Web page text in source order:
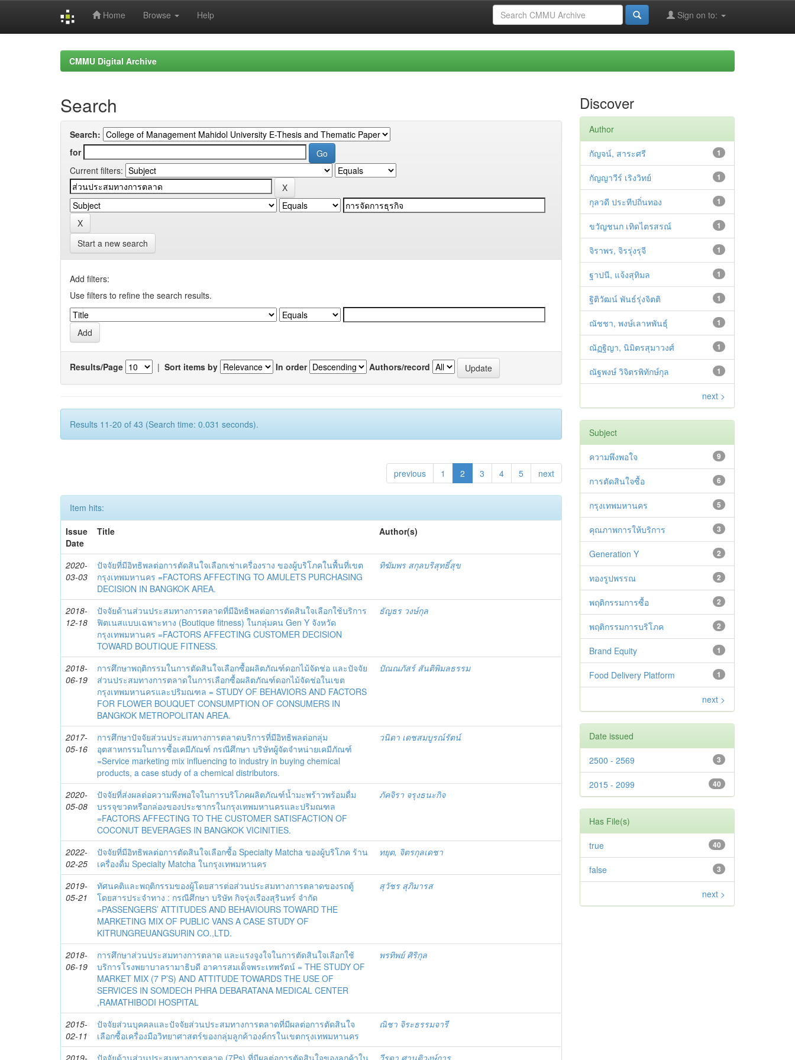
Home Browse Help Sign on to:
CMMU Digital Archive
Search
Search:
for
Current filters:
Start a new search
Add filters:
Use filters to refine the search results.
Results/Page | Sort items by In order Authors/record
Results 11-20 of 43 (Search time: 0.031 seconds).
previous 1 2 3 4 5 next
Item hits:
Issue
Date
Title Author(s)
2020-
03-03
ปัจจัยที่มีอิทธิพลต่อการตัดสินใจเลือกเช่าเครื่องราง ของผู้บริโภคในพื้นที่เขต
กรุงเทพมหานคร =FACTORS AFFECTING TO AMULETS PURCHASING
DECISION IN BANGKOK AREA.
ทิฆัมพร สกุลบริสุทธิ์สุข
2018-
12-18
ปัจจัยด้านส่วนประสมทางการตลาดที่มีอิทธิพลต่อการตัดสินใจเลือกใช้บริการ
ฟิตเนสแบบเฉพาะทาง (Boutique fitness) ในกลุ่มคน Gen Y จังหวัด
กรุงเทพมหานคร =FACTORS AFFECTING CUSTOMER DECISION
TOWARD BOUTIQUE FITNESS.
ธัญธร วงษ์กุล
2018-
06-19
การศึกษาพฤติกรรมในการตัดสินใจเลือกซื้อผลิตภัณฑ์ดอกไม้จัดช่อ และปัจจัย
ส่วนประสมทางการตลาดในการเลือกซื้อผลิตภัณฑ์ดอกไม้จัดช่อในเขต
กรุงเทพมหานครและปริมณฑล = STUDY OF BEHAVIORS AND FACTORS
FOR FLOWER BOUQUET CONSUMPTION OF CONSUMERS IN
BANGKOK METROPOLITAN AREA.
ปัณณภัสร์ สันติพิมลธรรม
2017-
05-16
การศึกษาปัจจัยส่วนประสมทางการตลาดบริการที่มีอิทธิพลต่อกลุ่ม
อุตสาหกรรมในการซื้อเคมีภัณฑ์ กรณีศึกษา บริษัทผู้จัดจำหน่ายเคมีภัณฑ์
=Service marketing mix influencing to industry in buying chemical
products, a case study of a chemical distributors.
วนิดา เดชสมบูรณ์รัตน์
2020-
05-08
ปัจจัยที่ส่งผลต่อความพึงพอใจในการบริโภคผลิตภัณฑ์น้ำมะพร้าวพร้อมดื่ม
บรรจุขวดหรือกล่องของประชากรในกรุงเทพมหานครและปริมณฑล
=FACTORS AFFECTING TO THE CUSTOMER SATISFACTION OF
COCONUT BEVERAGES IN BANGKOK VICINITIES.
ภัคจิรา จรุงธนะกิจ
2022-
02-25
ปัจจัยที่มีอิทธิพลต่อการตัดสินใจเลือกซื้อ Specialty Matcha ของผู้บริโภค ร้าน
เครื่องดื่ม Specialty Matcha ในกรุงเทพมหานคร
ทยุต, จิตรกุลเดชา
2019-
05-21
ทัศนคติและพฤติกรรมของผู้โดยสารต่อส่วนประสมทางการตลาดของรถตู้
โดยสารประจำทาง : กรณีศึกษา บริษัท กิจรุ่งเรืองสุรินทร์ จำกัด
=PASSENGERS’ ATTITUDES AND BEHAVIOURS TOWARD THE
MARKETING MIX OF PUBLIC VANS A CASE STUDY OF
KITRUNGREUANGSURIN CO.,LTD.
สุวัชร สุภิมารส
2018-
06-19
การศึกษาส่วนประสมทางการตลาด และแรงจูงใจในการตัดสินใจเลือกใช้
บริการโรงพยาบาลรามาธิบดี อาคารสมเด็จพระเทพรัตน์ = THE STUDY OF
MARKET MIX (7 P’S) AND ATTITUDE TOWARDS THE USE OF
SERVICES IN SOMDECH PHRA DEBARATANA MEDICAL CENTER
,RAMATHIBODI HOSPITAL
พรทิพย์ ศิริกุล
2015-
02-11
ปัจจัยส่วนบุคคลและปัจจัยส่วนประสมทางการตลาดที่มีผลต่อการตัดสินใจ
เลือกซื้อเครื่องมือวิทยาศาสตร์ของกลุ่มลูกค้าองค์กรในเขตกรุงเทพมหานคร
ณิชา จิระธรรมจารี
2019- ปัจจัยด้านส่วนประสมทางการตลาด (7Ps) ที่มีผลต่อการตัดสินใจของลูกค้าใน วีรดา ศานติวงษ์การ
Discover
Author
1
กัญจน์, สาระศรี
1
กัญญาวีร์ เริงวิทย์
1
กุลวดี ประทีปถิ่นทอง
1
ขวัญชนก เทิดไตรสรณ์
1
จิราพร, จิรรุ่งรุจี
1
ฐาปนี, แจ้งสุทิมล
1
ฐิติวัฒน์ พันธ์รุ่งจิตติ
1
ณัชชา, พงษ์เลาหพันธุ์
1
ณัฏฐิญา, นิมิตรสุมาวงศ์
1
ณัฐพงษ์ วิจิตรพิทักษ์กุล
next >
Subject
9
ความพึงพอใจ
6
การตัดสินใจซื้อ
5
กรุงเทพมหานคร
3
คุณภาพการให้บริการ
2
Generation Y
2
ทองรูปพรรณ
2
พฤติกรรมการซื้อ
2
พฤติกรรมการบริโภค
1
Brand Equity
1
Food Delivery Platform
next >
Date issued
3
2500 - 2569
40
2015 - 2099
Has File(s)
40
true
3
false
next >